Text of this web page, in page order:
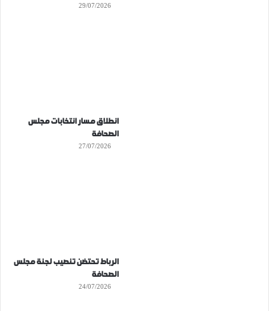
29/07/2026
انطلاق مسار انتخابات مجلس
الصحافة
27/07/2026
الرباط تحتضن تنصيب لجنة مجلس
الصحافة
24/07/2026